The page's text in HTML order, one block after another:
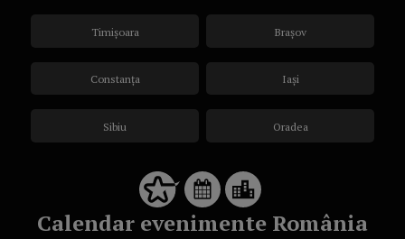
Timișoara
Constanța
Sibiu
Brașov
Iași
Oradea
Calendar evenimente România